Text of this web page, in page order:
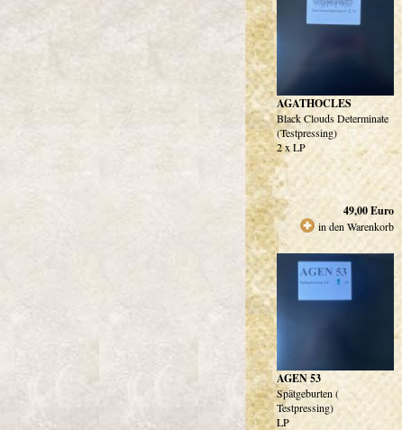
AGATHOCLES
Black Clouds Determinate
(Testpressing)
2 x LP
49,00Euro
in den Warenkorb
AGEN 53
Spätgeburten (
Testpressing)
LP